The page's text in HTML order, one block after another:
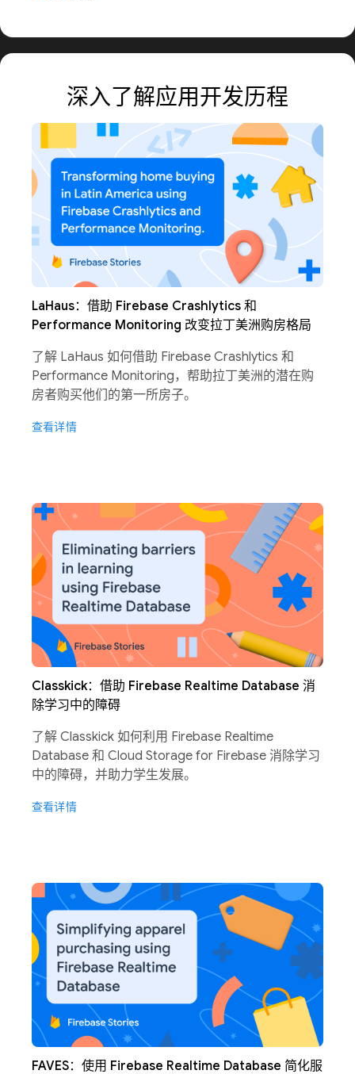
深入了解应用开发历程
LaHaus：借助 Firebase Crashlytics 和
Performance Monitoring 改变拉丁美洲购房格局
了解 LaHaus 如何借助 Firebase Crashlytics 和
Performance Monitoring，帮助拉丁美洲的潜在购
房者购买他们的第一所房子。
查看详情
Classkick：借助 Firebase Realtime Database 消
除学习中的障碍
了解 Classkick 如何利用 Firebase Realtime
Database 和 Cloud Storage for Firebase 消除学习
中的障碍，并助力学生发展。
查看详情
FAVES：使用 Firebase Realtime Database 简化服